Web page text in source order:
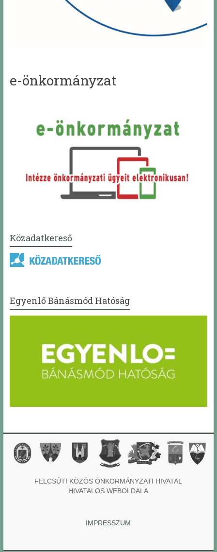
e-önkormányzat
Közadatkereső
Egyenlő Bánásmód Hatóság
FELCSÚTI KÖZÖS ÖNKORMÁNYZATI HIVATAL
HIVATALOS WEBOLDALA
IMPRESSZUM